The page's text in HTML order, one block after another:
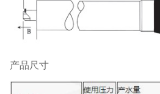
产品尺寸